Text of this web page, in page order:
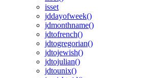
isset
jddayofweek()
jdmonthname()
jdtofrench()
jdtogregorian()
jdtojewish()
jdtojulian()
jdtounix()